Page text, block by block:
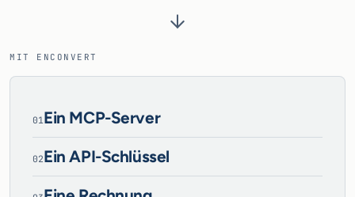
MIT ENCONVERT
01Ein MCP-Server
02Ein API-Schlüssel